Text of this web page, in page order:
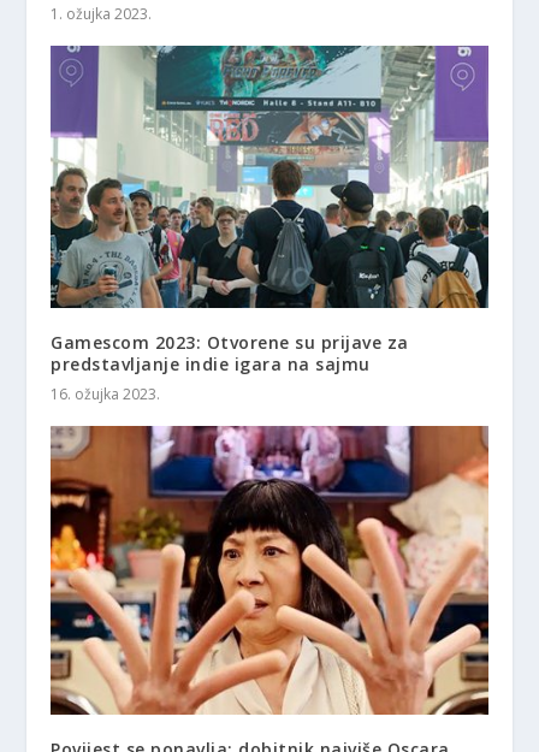
1. ožujka 2023.
Gamescom 2023: Otvorene su prijave za
predstavljanje indie igara na sajmu
16. ožujka 2023.